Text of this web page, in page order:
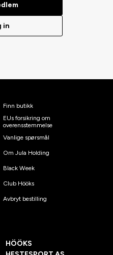
in
Finn butikk
EUs forsikring om
overensstemmelse
Vanlige spørsmål
Om Jula Holding
Black Week
Club Hööks
Avbryt bestilling
HÖÖKS